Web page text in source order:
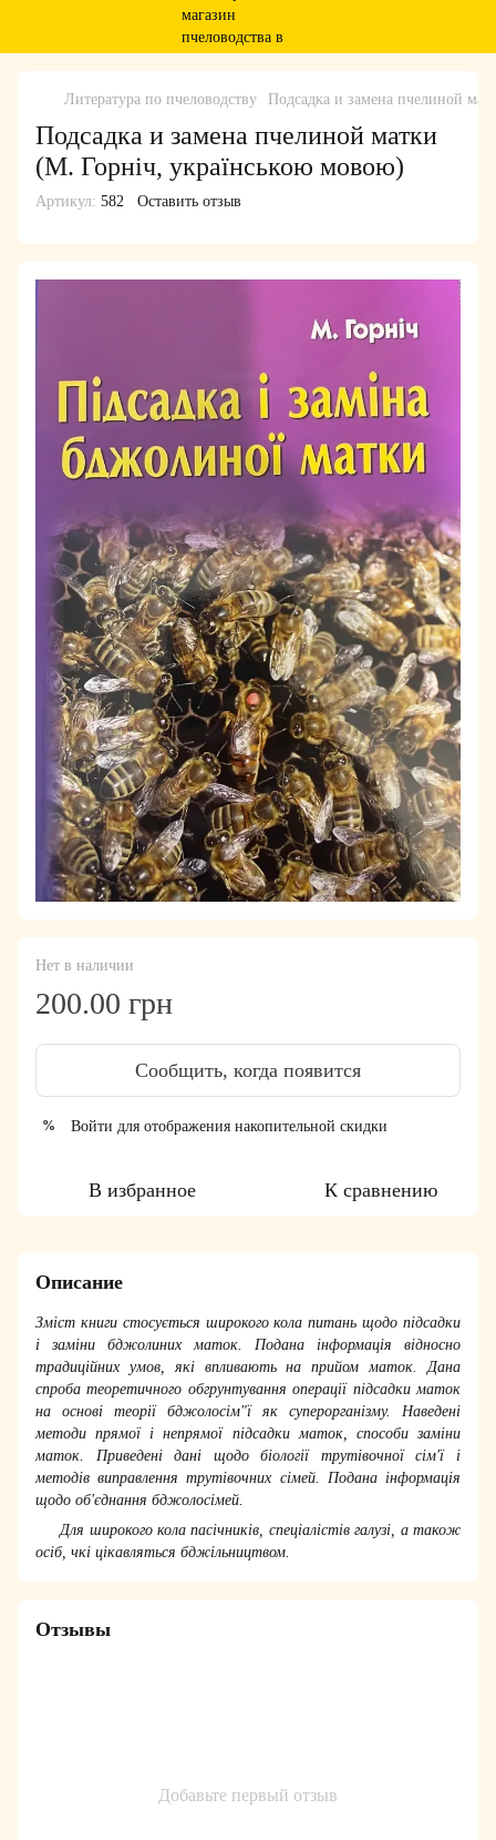
Литература по пчеловодству Подсадка и замена пчелиной
Подсадка и замена пчелиной матки
(М. Горніч, українською мовою)
Артикул: 582 Оставить отзыв
Нет в наличии
200.00 грн
Сообщить, когда появится
% Войти для отображения накопительной скидки
В избранное К сравнению
Описание
Зміст книги стосується широкого кола питань щодо підсадки
і заміни бджолиних маток. Подана інформація відносно
традиційних умов, які впливають на прийом маток. Дана
спроба теоретичного обгрунтування операції підсадки маток
на основі теорії бджолосім"ї як суперорганізму. Наведені
методи прямої і непрямої підсадки маток, способи заміни
маток. Приведені дані щодо біології трутівочної сім'ї і
методів виправлення трутівочних сімей. Подана інформація
щодо об'єднання бджолосімей.
Для широкого кола пасічників, спеціалістів галузі, а також
осіб, чкі цікавляться бджільництвом.
Отзывы
Добавьте первый отзыв